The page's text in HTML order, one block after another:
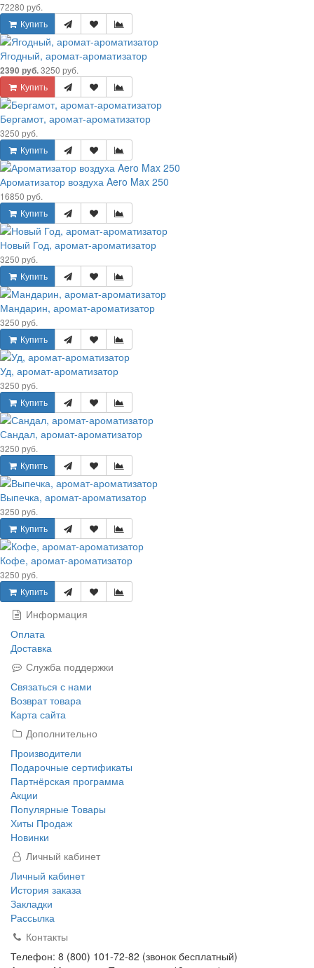
72280 руб.
Купить
Ягодный, аромат-ароматизатор
2390 руб.3250 руб.
Купить
Бергамот, аромат-ароматизатор
3250 руб.
Купить
Ароматизатор воздуха Aero Max 250
16850 руб.
Купить
Новый Год, аромат-ароматизатор
3250 руб.
Купить
Мандарин, аромат-ароматизатор
3250 руб.
Купить
Уд, аромат-ароматизатор
3250 руб.
Купить
Сандал, аромат-ароматизатор
3250 руб.
Купить
Выпечка, аромат-ароматизатор
3250 руб.
Купить
Кофе, аромат-ароматизатор
3250 руб.
Купить
Информация
Оплата
Доставка
Служба поддержки
Связаться с нами
Возврат товара
Карта сайта
Дополнительно
Производители
Подарочные сертификаты
Партнёрская программа
Акции
Популярные Товары
Хиты Продаж
Новинки
Личный кабинет
Личный кабинет
История заказа
Закладки
Рассылка
Контакты
Телефон: 8 (800) 101-72-82 (звонок бесплатный)